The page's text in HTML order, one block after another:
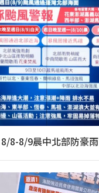
8-8/9晨中北部防豪雨